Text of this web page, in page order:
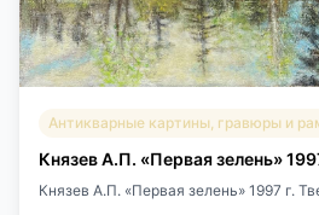
Антикварные картины, гравюры и
Князев А.П. «Первая зелень»
Князев А.П. «Первая зелень» 1997 г.